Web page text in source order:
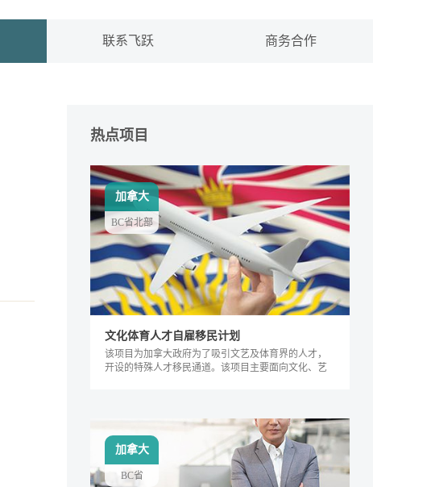
联系飞跃 商务合作
热点项目
文化体育人才自雇移民计划
该项目为加拿大政府为了吸引文艺及体育界的人才，
开设的特殊人才移民通道。该项目主要面向文化、艺
成为特殊类人才的热门移民项目。
加拿大
BC省北部
加拿大
BC省